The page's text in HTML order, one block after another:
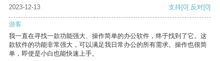
2023-12-13 支持[0] 反对[0]
游客
我一直在寻找一款功能强大、操作简单的办公软件，终于找到了它。这
款软件的功能非常强大，可以满足我日常办公的所有需求。操作也很简
单，即使是小白也能快速上手。